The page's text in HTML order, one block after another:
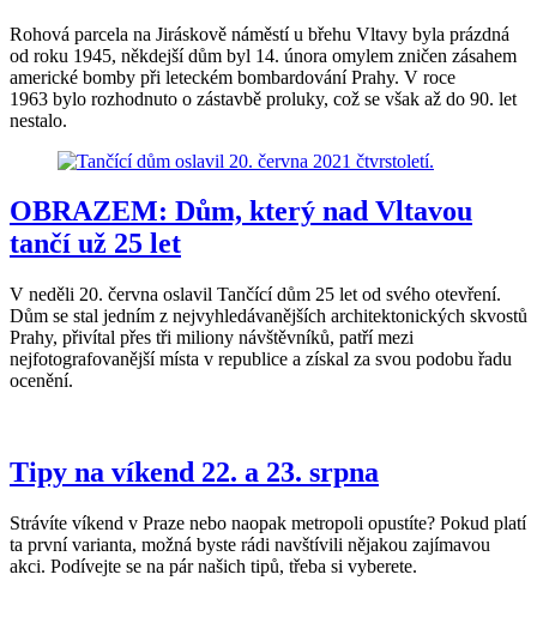
Rohová parcela na Jiráskově náměstí u břehu Vltavy byla prázdná
od roku 1945, někdejší dům byl 14. února omylem zničen zásahem
americké bomby při leteckém bombardování Prahy. V roce
1963 bylo rozhodnuto o zástavbě proluky, což se však až do 90. let
nestalo.
OBRAZEM: Dům, který nad Vltavou
tančí už 25 let
V neděli 20. června oslavil Tančící dům 25 let od svého otevření.
Dům se stal jedním z nejvyhledávanějších architektonických skvostů
Prahy, přivítal přes tři miliony návštěvníků, patří mezi
nejfotografovanější místa v republice a získal za svou podobu řadu
ocenění.
Tipy na víkend 22. a 23. srpna
Strávíte víkend v Praze nebo naopak metropoli opustíte? Pokud platí
ta první varianta, možná byste rádi navštívili nějakou zajímavou
akci. Podívejte se na pár našich tipů, třeba si vyberete.